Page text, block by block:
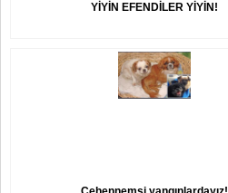
YİYİN EFENDİLER YİYİN!